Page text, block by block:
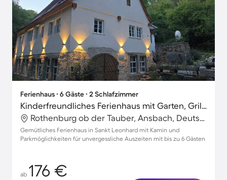
Ferienhaus ∙ 6 Gäste ∙ 2 Schlafzimmer
Kinderfreundliches Ferienhaus mit Garten, Grill und Terrasse
Rothenburg ob der Tauber, Ansbach, Deutschland
Gemütliches Ferienhaus in Sankt Leonhard mit Kamin und
Parkmöglichkeiten für unvergessliche Auszeiten mit bis zu 6 Gästen
ab 176 €